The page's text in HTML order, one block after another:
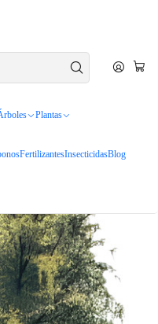
Plantas
FertilizantesInsecticidasBlog
PRIMERA COMPRA USANDO
Maitén Árbol Ornamental